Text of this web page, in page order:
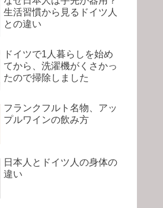
生活習慣から見るドイツ人
との違い
ドイツで1人暮らしを始め
てから、洗濯機がくさかっ
たので掃除しました
フランクフルト名物、アッ
プルワインの飲み方
日本人とドイツ人の身体の
違い